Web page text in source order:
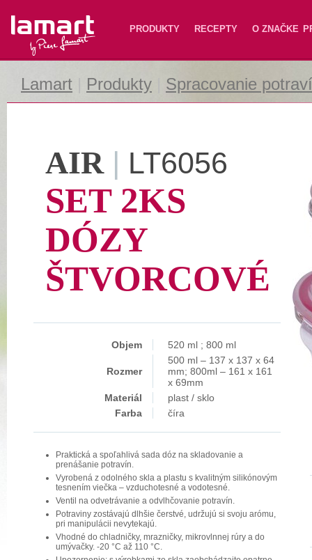
Lamart PRODUKTY RECEPTY O ZNAČKE
Lamart Produkty Spracovanie
AIR| LT6056
SET 2KS
DÓZY
ŠTVORCOVÉ
Objem 520 ml ; 800 ml
Rozmer
500 ml – 137 x 137 x 64
mm; 800ml – 161 x 161
x 69mm
Materiál
plast / sklo
Farba
číra
Praktická a spoľahlivá sada dóz na skladovanie a
prenášanie potravín.
Vyrobená z odolného skla a plastu s kvalitným silikónovým
tesnením viečka – vzduchotesné a vodotesné.
Ventil na odvetrávanie a odvlhčovanie potravín.
Potraviny zostávajú dlhšie čerstvé, udržujú si svoju arómu,
pri manipulácii nevytekajú.
Vhodné do chladničky, mrazničky, mikrovlnnej rúry a do
umývačky. -20 °C až 110 °C.